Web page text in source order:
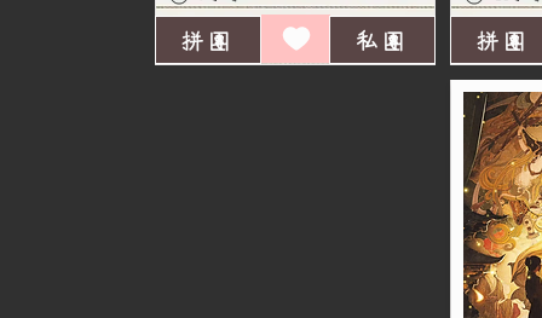
拼團 私團 拼團